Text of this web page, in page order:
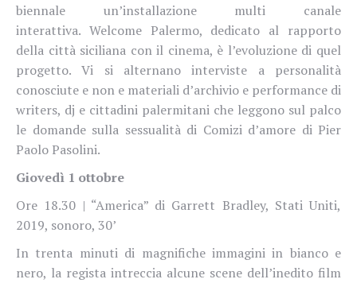
biennale un’installazione multi canale
interattiva. Welcome Palermo, dedicato al rapporto
della città siciliana con il cinema, è l’evoluzione di quel
progetto. Vi si alternano interviste a personalità
conosciute e non e materiali d’archivio e performance di
writers, dj e cittadini palermitani che leggono sul palco
le domande sulla sessualità di Comizi d’amore di Pier
Paolo Pasolini.
Giovedì 1 ottobre
Ore 18.30 | “America” di Garrett Bradley, Stati Uniti,
2019, sonoro, 30’
In trenta minuti di magnifiche immagini in bianco e
nero, la regista intreccia alcune scene dell’inedito film